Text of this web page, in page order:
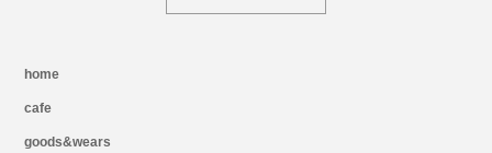
home
cafe
goods&wears